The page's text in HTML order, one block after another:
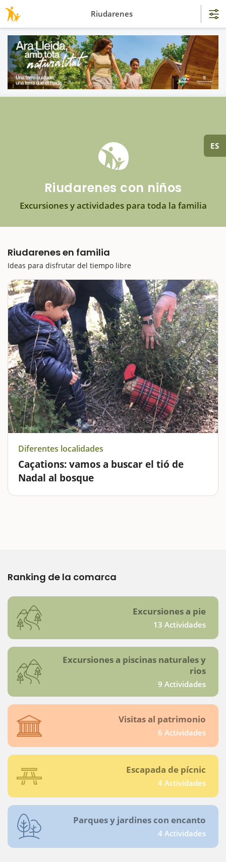
ES
Riudarenes con niños
Excursiones y actividades para toda la familia
Riudarenes en familia
Ideas para disfrutar del tiempo libre
Diferentes localidades
Caçations: vamos a buscar el tió de
Nadal al bosque
Con Caçations los tions de Navidad se han esparcido
Ranking de la comarca
Excursiones a pie
13 Actividades
Excursiones a piscinas naturales y
rios
9 Actividades
Visitas al patrimonio
6 Actividades
Escapada de pícnic
4 Actividades
Parques y jardines con encanto
4 Actividades
Riudarenes